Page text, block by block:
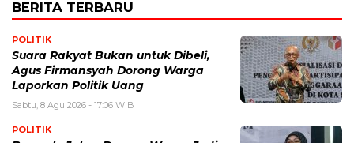
BERITA TERBARU
POLITIK
Suara Rakyat Bukan untuk Dibeli,
Agus Firmansyah Dorong Warga
Laporkan Politik Uang
Sabtu, 8 Agu 2026 - 17:06 WIB
POLITIK